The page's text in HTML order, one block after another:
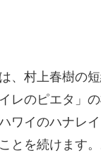
、村上春樹の
レのピエタ」
ワイのハナレ
とを続けます